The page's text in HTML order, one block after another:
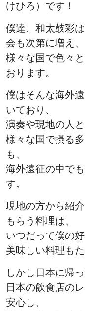
けひろ）です！
僕達、和太鼓彩
会も次第に増え、
様々な国で色々
おります。
僕はそんな海外
いており、
演奏や現地の人
様々な国で摂る
も、
海外遠征の中で
す。
現地の方から紹
もらう料理は、
いつだって僕の
美味しい料理も
しかし日本に帰っ
日本の飲食店の
安心し、